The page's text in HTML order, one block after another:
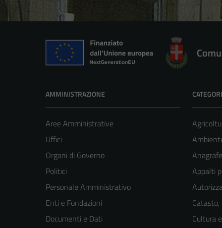
AMMINISTRAZIONE
Aree Amministrative
Uffici
Organi di Governo
Politici
Personale Amministrativo
Enti e Fondazioni
Documenti e Dati
Appalti
Catasto,
Cultura